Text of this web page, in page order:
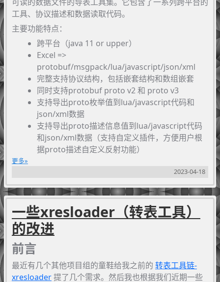
工具、协议描述和数据读取代码。
主要功能特点：
跨平台（java 11 or upper）
Excel =>
protobuf/msgpack/lua/javascript/json/xml
完整支持协议结构，包括嵌套结构和数组嵌套
同时支持protobuf proto v2 和 proto v3
支持导出proto枚举值到lua/javascript代码和
json/xml数据
支持导出proto描述信息值到lua/javascript代码
和json/xml数据（支持自定义插件，方便用户根
据proto描述自定义反射功能）
DataTable
加载代码
支持别名表，用于给数据内容使用一个易读的名
字
支持验证器，可以在数据里直接填写proto字段名
或枚举名，或者验证填入数据的是否有效
出文件
支持公式
更多
2023-04-18
一些xresloader（转表工具）
的改进
前言
最近有几个其他项目组的童鞋给我之前的 转表工具链-
xresloader提了几个需求。然后我也根据我们近期一些